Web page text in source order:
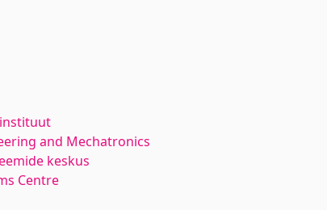
and Mechatronics
keskus
Centre